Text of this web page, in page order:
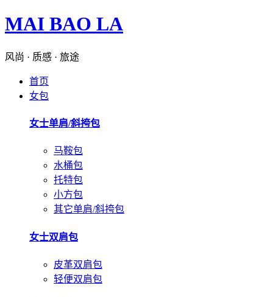
MAI BAO LA
风尚 · 质感 · 旅途
首页
女包
女士单肩/斜挎包
马鞍包
水桶包
托特包
小方包
其它单肩/斜挎包
女士双肩包
皮革双肩包
轻便双肩包